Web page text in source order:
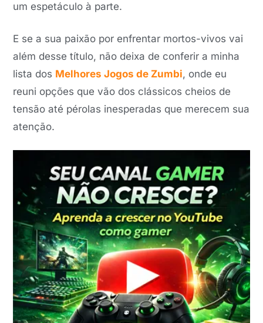
um espetáculo à parte.
E se a sua paixão por enfrentar mortos-vivos vai
além desse título, não deixa de conferir a minha
lista dos Melhores Jogos de Zumbi, onde eu
reuni opções que vão dos clássicos cheios de
tensão até pérolas inesperadas que merecem sua
atenção.